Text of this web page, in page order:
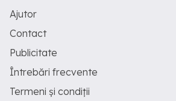
Ajutor
Contact
Publicitate
Întrebări frecvente
Termeni și condiții